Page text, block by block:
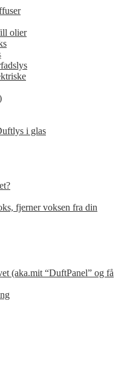
olier
i glas
fjerner voksen fra din
(aka.mit “DuftPanel” og få